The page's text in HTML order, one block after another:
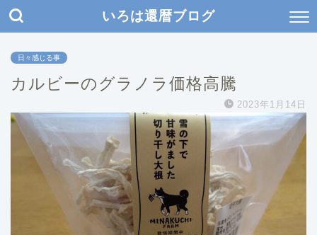
いろは還暦ブログ
日々感じる事
カルビーのグラノラ価格高騰
2023年1月14日